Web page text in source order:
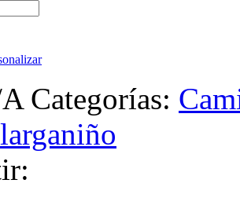
Categorías: